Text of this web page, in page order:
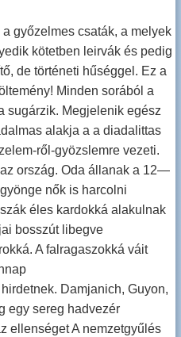
győzelmes csaták, a melyek
kötetben leirvák és pedig
de történeti hűséggel. Ez a
Minden sorából a
sugárzik. Megjelenik egész
alakja a a diadalittas
ről-gyözslemre vezeti.
ország. Oda állanak a 12—
nők is harcolni
éles kardokká alakulnak
bosszút libegve
A falragaszokká váit
Damjanich, Guyon,
egy sereg hadvezér
ellenséget A nemzetgyűlés